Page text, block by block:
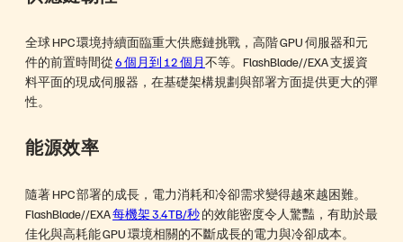
全球 HPC 環境持續面臨重大供應鏈挑戰，高階 GPU 伺服器和元
件的前置時間從6 個月到 12 個月不等。FlashBlade//EXA 支援資
料平面的現成伺服器，在基礎架構規劃與部署方面提供更大的彈
性。
能源效率
隨著 HPC 部署的成長，電力消耗和冷卻需求變得越來越困難。
FlashBlade//EXA每機架 3.4TB/秒的效能密度令人驚豔，有助於最
佳化與高耗能 GPU 環境相關的不斷成長的電力與冷卻成本。